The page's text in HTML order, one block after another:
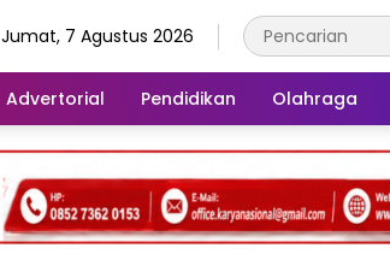
Jumat, 7 Agustus 2026
Advertorial Pendidikan Olahraga